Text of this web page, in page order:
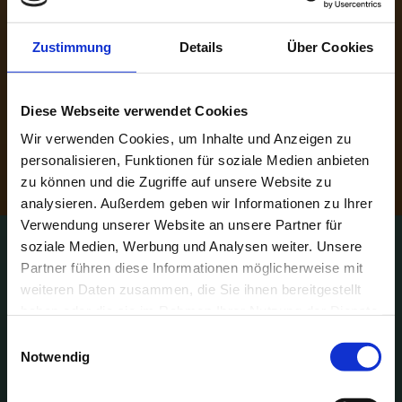
Zustimmung Details Über Cookies
Diese Webseite verwendet Cookies
Wir verwenden Cookies, um Inhalte und Anzeigen zu
personalisieren, Funktionen für soziale Medien anbieten
zu können und die Zugriffe auf unsere Website zu
analysieren. Außerdem geben wir Informationen zu Ihrer
Verwendung unserer Website an unsere Partner für
soziale Medien, Werbung und Analysen weiter. Unsere
Partner führen diese Informationen möglicherweise mit
weiteren Daten zusammen, die Sie ihnen bereitgestellt
Notwendig
Werbegeschenke, die zu Ihrem Unternehmen
passen und im Gedächtnis bleiben, haben eine
hohe Akzeptanz beim Kunden. Egal ob
Unternehmen, Ihre Dienstleistung oder Ihre
Produkte kann mit unterschiedlichsten
GiveAways geweckt und erhalten werden.